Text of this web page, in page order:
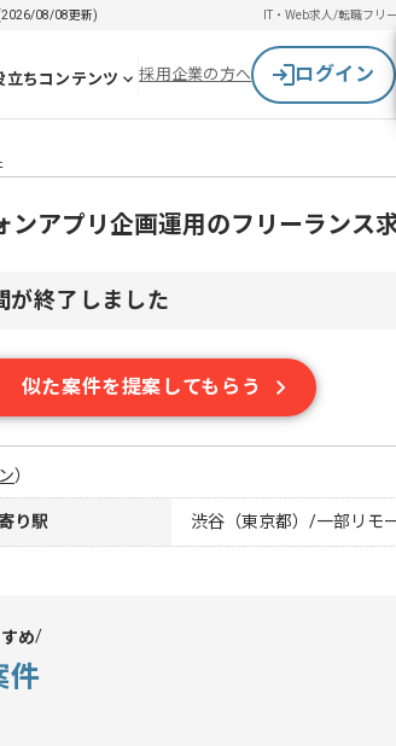
(2026/08/08更新) IT・Web求人/転職フリ
立ちコンテンツ 採用企業の方へ ログイン
ンアプリ企画運用のフリーランス
が終了しました
似た案件を提案してもらう
）
り駅 渋谷（東京都）/一部リモ
め
件